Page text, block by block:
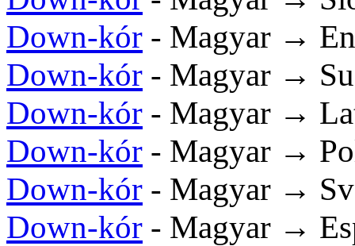
Down-kór - Magyar →
Down-kór - Magyar →
Down-kór - Magyar →
Down-kór - Magyar →
Down-kór - Magyar →
Down-kór - Magyar →